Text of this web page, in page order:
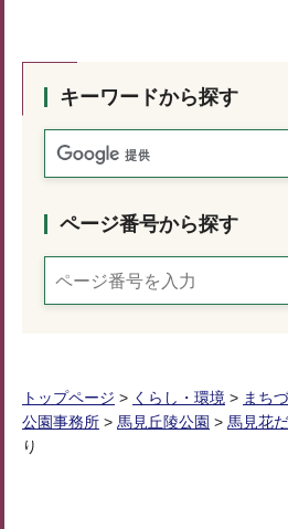
キーワードから探す
ページ番号から探す
トップページ > くらし・環境 > まち
公園事務所 > 馬見丘陵公園 > 馬見花
り